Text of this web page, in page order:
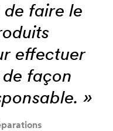
de faire le
effectuer
façon
»